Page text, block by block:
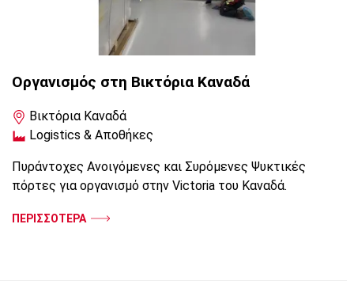
Οργανισμός στη Βικτόρια Καναδά
Βικτόρια Καναδά
Logistics & Αποθήκες
Πυράντοχες Ανοιγόμενες και Συρόμενες Ψυκτικές
πόρτες για οργανισμό στην Victoria του Καναδά.
ΠΕΡΙΣΣΟΤΕΡΑ